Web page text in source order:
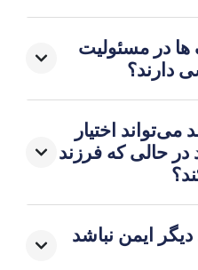
ها در مسئولیت
دارند؟
می‌تواند اختیار
حالی که فرزند
دیگر ایمن نباشد